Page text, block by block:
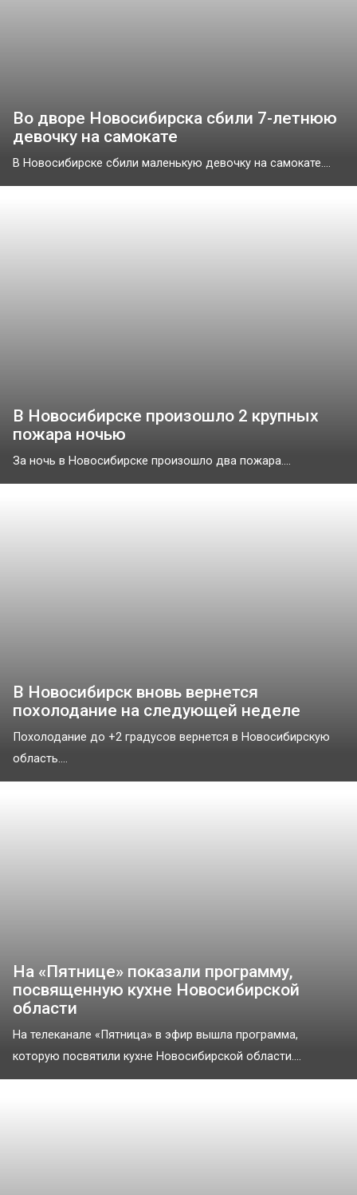
Во дворе Новосибирска сбили 7-летнюю
девочку на самокате
В Новосибирске сбили маленькую девочку на самокате....
В Новосибирске произошло 2 крупных
пожара ночью
За ночь в Новосибирске произошло два пожара....
В Новосибирск вновь вернется
похолодание на следующей неделе
Похолодание до +2 градусов вернется в Новосибирскую
область....
На «Пятнице» показали программу,
посвященную кухне Новосибирской
области
На телеканале «Пятница» в эфир вышла программа,
которую посвятили кухне Новосибирской области....